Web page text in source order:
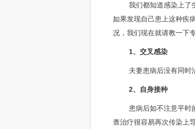
我们都知道感染上了
如果发现自己患上这种疾
况，我们现在就请教一下
1、交叉感染
夫妻患病后没有同时
2、自身接种
患病后如不注意平时
查治疗很容易再次传染上